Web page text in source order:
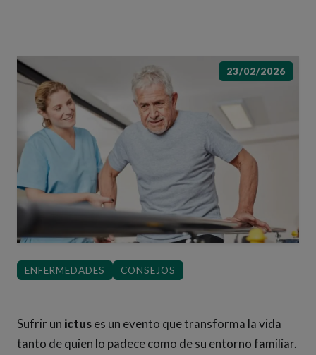
23/02/2026
ENFERMEDADES CONSEJOS
Sufrir un ictuses un evento que transforma la vida
tanto de quien lo padece como de su entorno familiar.